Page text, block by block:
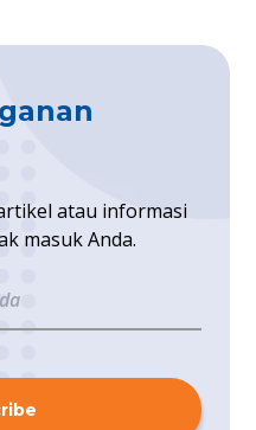
atau informasi
masuk Anda.